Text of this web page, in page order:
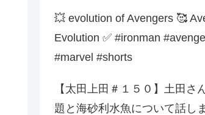
💥 evolution of Avengers 🥰
Evolution ✅️ #ironman
#marvel #shorts
【太田上田＃１５０】土田さ
題と海砂利水魚について話し